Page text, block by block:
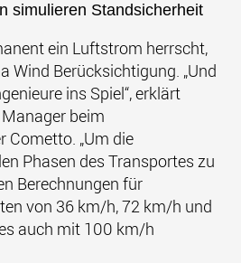
simulieren Standsicherheit
ein Luftstrom herrscht,
Wind Berücksichtigung. „Und
ins Spiel“, erklärt
beim
Cometto. „Um die
Phasen des Transportes zu
Berechnungen für
von 36 km/h, 72 km/h und
auch mit 100 km/h